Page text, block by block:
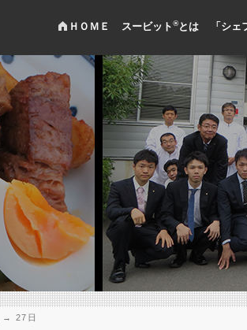
ＨＯＭＥ スービット®とは 「シ
→ 27日